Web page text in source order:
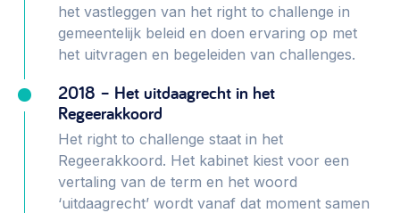
het vastleggen van het right to challenge in
gemeentelijk beleid en doen ervaring op met
het uitvragen en begeleiden van challenges.
2018 – Het uitdaagrecht in het
Regeerakkoord
Het right to challenge staat in het
Regeerakkoord. Het kabinet kiest voor een
vertaling van de term en het woord
‘uitdaagrecht’ wordt vanaf dat moment samen